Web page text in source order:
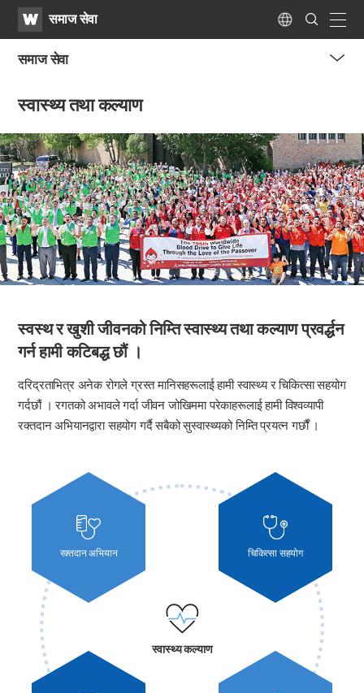
WATVसमाज सेवा Language
Search
Submit
समाज सेवा
स्वास्थ्य तथा कल्याण
स्वस्थ र खुशी जीवनको निम्तिस्वास्थ्य तथा कल्याण प्रवर्द्धन
गर्न हामी कटिबद्ध छौं ।
दरिद्रताभित्र अनेक रोगले ग्रस्त मानिसहरूलाई हामी स्वास्थ्य र चिकित्सा सहयोग
गर्दछौं । रगतको अभावले गर्दा जीवन जोखिममा परेकाहरूलाई हामी विश्वव्यापी
रक्तदान अभियानद्वारा सहयोग गर्दै सबैको सुस्वास्थ्यको निम्ति प्रयत्न गर्छौं ।
रक्तदान अभियान चिकित्सा सहयोग
स्वास्थ्य कल्याण